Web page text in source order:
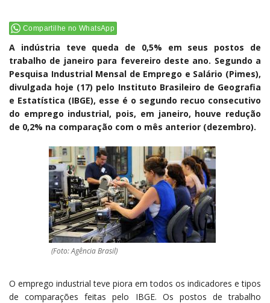
Compartilhe no WhatsApp
A indústria teve queda de 0,5% em seus postos de
trabalho de janeiro para fevereiro deste ano. Segundo a
Pesquisa Industrial Mensal de Emprego e Salário (Pimes),
divulgada hoje (17) pelo Instituto Brasileiro de Geografia
e Estatística (IBGE), esse é o segundo recuo consecutivo
do emprego industrial, pois, em janeiro, houve redução
de 0,2% na comparação com o mês anterior (dezembro).
(Foto: Agência Brasil)
O emprego industrial teve piora em todos os indicadores e tipos
de comparações feitas pelo IBGE. Os postos de trabalho